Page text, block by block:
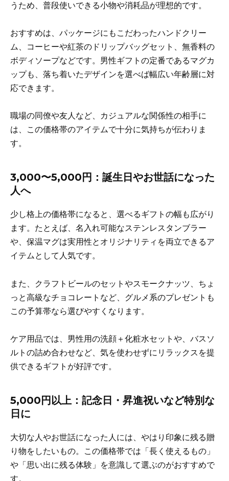
うため、普段使いできる小物や消耗品が理想的です。
おすすめは、パッケージにもこだわったハンドクリー
ム、コーヒーや紅茶のドリップバッグセット、無香料の
ボディソープなどです。男性ギフトの定番であるマグカ
ップも、落ち着いたデザインを選べば幅広い年齢層に対
応できます。
職場の同僚や友人など、カジュアルな関係性の相手に
は、この価格帯のアイテムで十分に気持ちが伝わりま
す。
3,000〜5,000円：誕生日やお世話になった
人へ
少し格上の価格帯になると、選べるギフトの幅も広がり
ます。たとえば、名入れ可能なステンレスタンブラー
や、保温マグは実用性とオリジナリティを両立できるア
イテムとして人気です。
また、クラフトビールのセットやスモークナッツ、ちょ
っと高級なチョコレートなど、グルメ系のプレゼントも
この予算帯なら選びやすくなります。
ケア用品では、男性用の洗顔＋化粧水セットや、バスソ
ルトの詰め合わせなど、気を使わせずにリラックスを提
供できるギフトが好評です。
5,000円以上：記念日・昇進祝いなど特別な
日に
大切な人やお世話になった人には、やはり印象に残る贈
り物をしたいもの。この価格帯では「長く使えるもの」
や「思い出に残る体験」を意識して選ぶのがおすすめで
す。